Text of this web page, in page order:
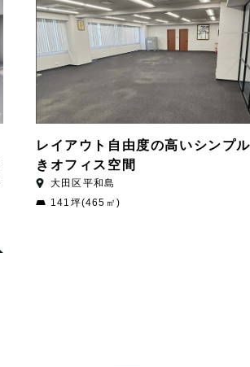
レイアウト自由度の高いシンプ
きオフィス空間
大田区平和島
141坪(465㎡)